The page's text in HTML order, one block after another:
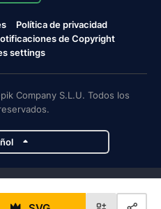
Política de privacidad
de Copyright
settings
Company S.L.U. Todos los